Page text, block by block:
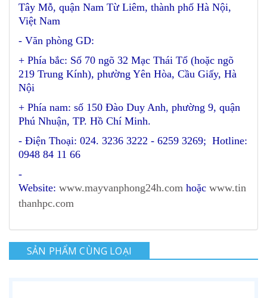
Tây Mỗ, quận Nam Từ Liêm, thành phố Hà Nội,
Việt Nam
- Văn phòng GD:
+ Phía bắc: Số 70 ngõ 32 Mạc Thái Tổ (hoặc ngõ
219 Trung Kính), phường Yên Hòa, Cầu Giấy, Hà
Nội
+ Phía nam: số 150 Đào Duy Anh, phường 9, quận
Phú Nhuận, TP. Hồ Chí Minh.
- Điện Thoại: 024. 3236 3222 - 6259 3269; Hotline:
0948 84 11 66
-
Website: www.mayvanphong24h.com hoặc www.tin
thanhpc.com
SẢN PHẨM CÙNG LOẠI